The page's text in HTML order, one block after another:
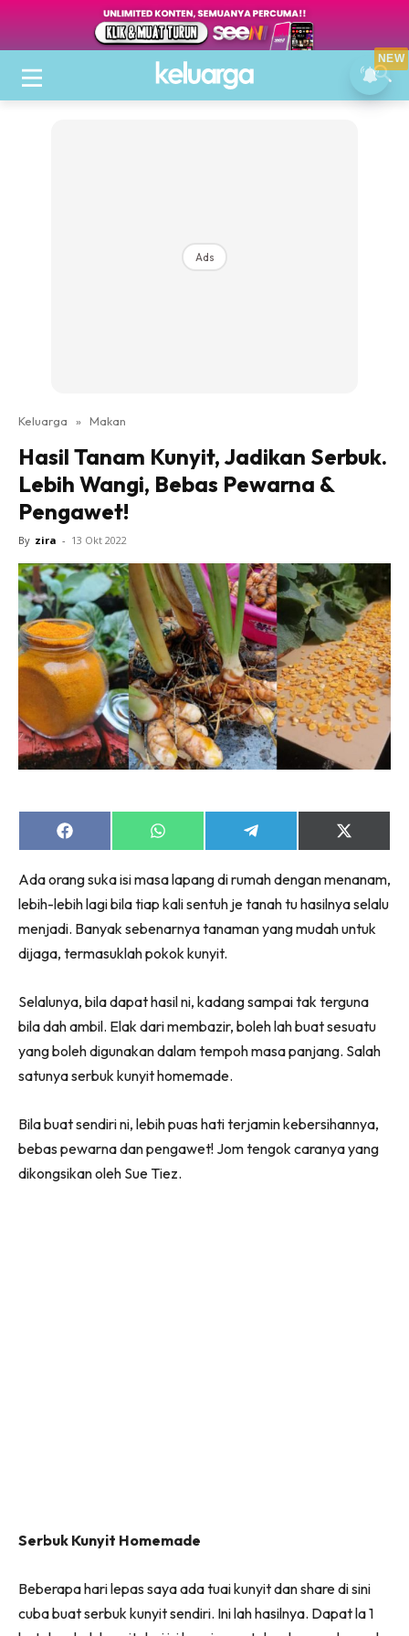
Ads
Keluarga » Makan
Hasil Tanam Kunyit, Jadikan Serbuk.
Lebih Wangi, Bebas Pewarna &
Pengawet!
By zira - 13 Okt 2022
Share
on
Share
on
Share
on
Share
on
(Twitter)
Ada orang suka isi masa lapang di rumah dengan menanam,
lebih-lebih lagi bila tiap kali sentuh je tanah tu hasilnya selalu
menjadi. Banyak sebenarnya tanaman yang mudah untuk
dijaga, termasuklah pokok kunyit.
Selalunya, bila dapat hasil ni, kadang sampai tak terguna
bila dah ambil. Elak dari membazir, boleh lah buat sesuatu
yang boleh digunakan dalam tempoh masa panjang. Salah
satunya serbuk kunyit homemade.
Bila buat sendiri ni, lebih puas hati terjamin kebersihannya,
bebas pewarna dan pengawet! Jom tengok caranya yang
dikongsikan oleh Sue Tiez.
Serbuk Kunyit Homemade
Beberapa hari lepas saya ada tuai kunyit dan share di sini
cuba buat serbuk kunyit sendiri. Ini lah hasilnya. Dapat la 1
NEW